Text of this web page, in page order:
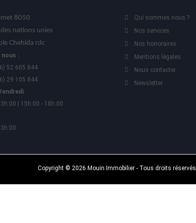
8050
nations unies
Chehida rdc
nous :
52 605 844
29 105 844
| 15h:00 - 18h:00
Qui sommes nous ?
Nos services
Nos honoraires
Mentions légales
Nous contacter
Newsletter
Copyright © 2026 Mouin Immobilier - Tous droits réservés